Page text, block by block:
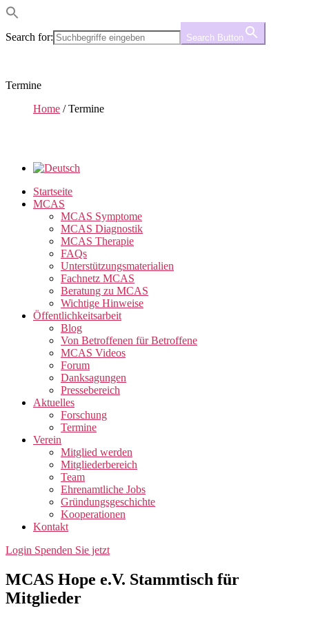
Search for: Search Button
Termine
Home /Termine
Startseite
MCAS
MCAS Symptome
MCAS Diagnostik
MCAS Therapie
FAQs
Unterstützungsmaterialien
Fachnetz MCAS
Beratung zu MCAS
Wichtige Hinweise
Öffentlichkeitsarbeit
Blog
Von Betroffenen für Betroffene
MCAS Videos
Forum
Danksagungen
Pressebereich
Aktuelles
Forschung
Termine
Verein
Mitglied werden
Mitgliederbereich
Team
Ehrenamtliche Jobs
Gründungsgeschichte
Kooperationen
Kontakt
Login Spenden Sie jetzt
MCAS Hope e.V. Stammtisch für
Mitglieder